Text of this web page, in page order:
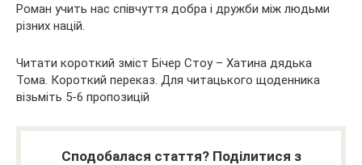
Роман учить нас співчуття добра і дружби між людьми
різних націй.
Читати короткий зміст Бічер Стоу – Хатина дядька
Тома. Короткий переказ. Для читацького щоденника
візьміть 5-6 пропозицій
Сподобалася стаття? Поділитися з